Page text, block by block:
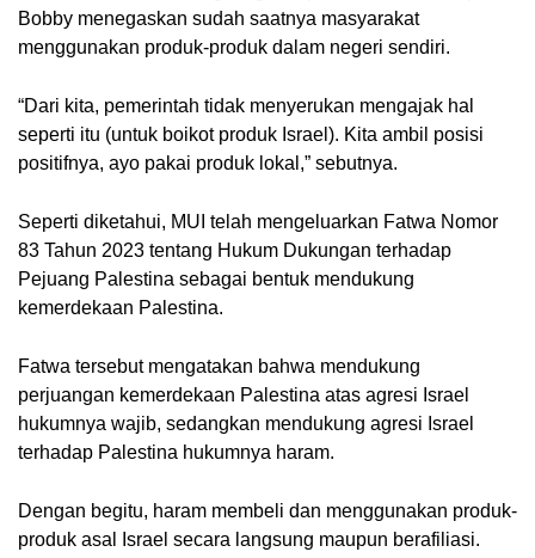
Bobby menegaskan sudah saatnya masyarakat
menggunakan produk-produk dalam negeri sendiri.
“Dari kita, pemerintah tidak menyerukan mengajak hal
seperti itu (untuk boikot produk Israel). Kita ambil posisi
positifnya, ayo pakai produk lokal,” sebutnya.
Seperti diketahui, MUI telah mengeluarkan Fatwa Nomor
83 Tahun 2023 tentang Hukum Dukungan terhadap
Pejuang Palestina sebagai bentuk mendukung
kemerdekaan Palestina.
Fatwa tersebut mengatakan bahwa mendukung
perjuangan kemerdekaan Palestina atas agresi Israel
hukumnya wajib, sedangkan mendukung agresi Israel
terhadap Palestina hukumnya haram.
Dengan begitu, haram membeli dan menggunakan produk-
produk asal Israel secara langsung maupun berafiliasi.